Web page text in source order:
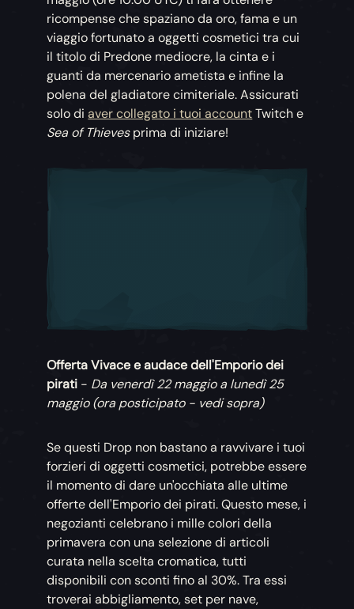
ricompense che spaziano da oro, fama e un
viaggio fortunato a oggetti cosmetici tra cui
il titolo di Predone mediocre, la cinta e i
guanti da mercenario ametista e infine la
polena del gladiatore cimiteriale. Assicurati
solo diaver collegato i tuoi accountTwitch e
Sea of Thievesprima di iniziare!
Offerta Vivace e audace dell'Emporio dei
pirati - Da venerdì 22 maggio a lunedì 25
maggio (ora posticipato - vedi sopra)
Se questi Drop non bastano a ravvivare i tuoi
forzieri di oggetti cosmetici, potrebbe essere
il momento di dare un'occhiata alle ultime
offerte dell'Emporio dei pirati. Questo mese, i
negozianti celebrano i mille colori della
primavera con una selezione di articoli
curata nella scelta cromatica, tutti
disponibili con sconti fino al 30%. Tra essi
troverai abbigliamento, set per nave,